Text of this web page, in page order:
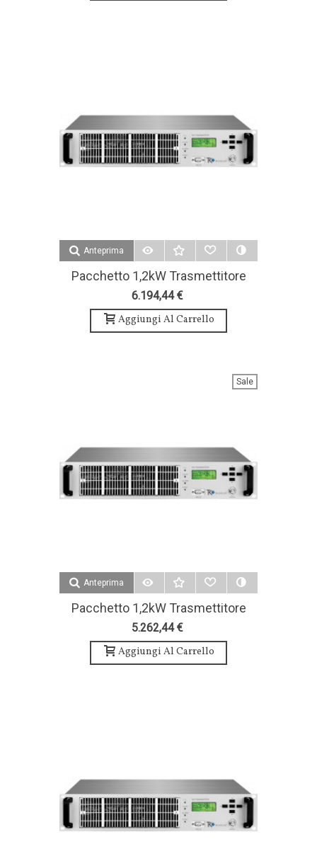
Anteprima
Pacchetto 1,2kW Trasmettitore
FM 4 Antenna Bay E Accessori -
Teko Broascast
6.194,44 €
Aggiungi Al Carrello
Sale
Anteprima
Pacchetto 1,2kW Trasmettitore
FM 2 Antenna Bay E Accessori -
Teko Broascast
5.262,44 €
Aggiungi Al Carrello